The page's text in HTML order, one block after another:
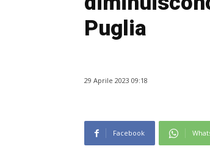
Puglia
29 Aprile 2023 09:18
Facebook